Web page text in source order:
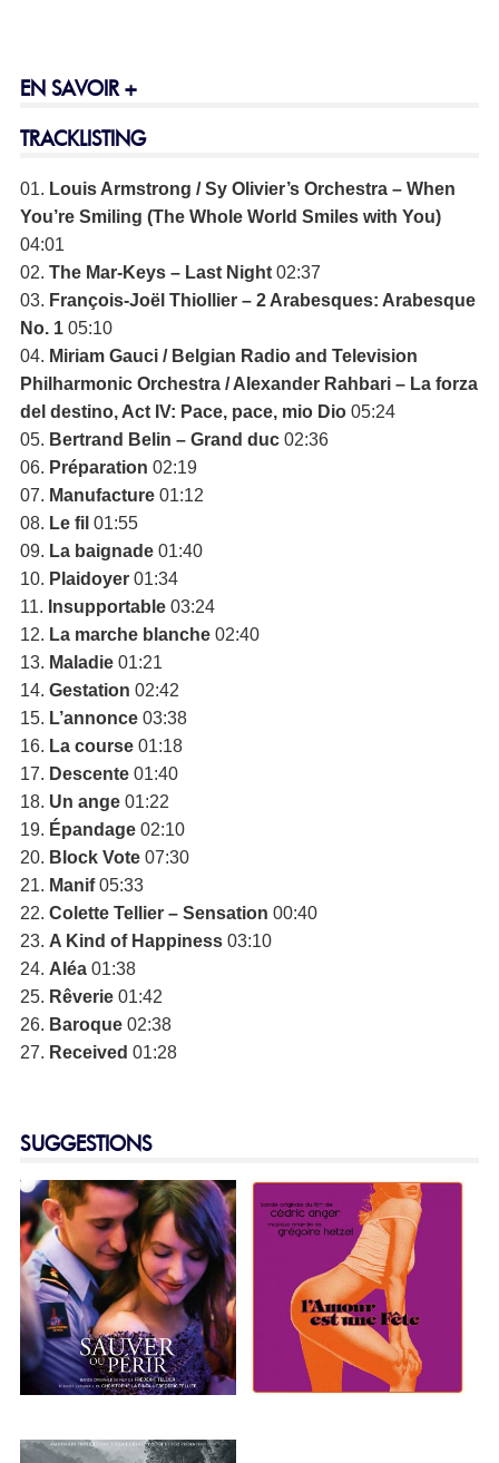
EN SAVOIR +
TRACKLISTING
01. Louis Armstrong / Sy Olivier’s Orchestra – When
You’re Smiling (The Whole World Smiles with You)
04:01
02. The Mar-Keys – Last Night02:37
03. François-Joël Thiollier – 2 Arabesques: Arabesque
No. 105:10
04. Miriam Gauci / Belgian Radio and Television
Philharmonic Orchestra / Alexander Rahbari – La forza
del destino, Act IV: Pace, pace, mio Dio05:24
05. Bertrand Belin – Grand duc02:36
06. Préparation 02:19
07. Manufacture01:12
08. Le fil 01:55
09. La baignade01:40
10. Plaidoyer01:34
11. Insupportable03:24
12. La marche blanche02:40
13. Maladie01:21
14. Gestation 02:42
15. L’annonce03:38
16. La course01:18
17. Descente01:40
18. Un ange01:22
19. Épandage02:10
20. Block Vote07:30
21. Manif05:33
22. Colette Tellier – Sensation 00:40
23. A Kind of Happiness03:10
24. Aléa01:38
25. Rêverie01:42
26. Baroque02:38
27. Received 01:28
SUGGESTIONS